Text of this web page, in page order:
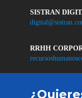
SISTRAN
RRHH